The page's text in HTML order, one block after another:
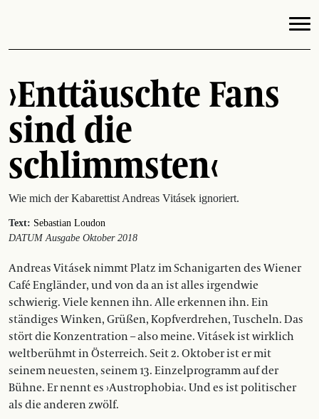
›Enttäuschte Fans
sind die
schlimmsten‹
Wie mich der Kabarettist Andreas Vitásek ignoriert.
Text: Sebastian Loudon
DATUM Ausgabe Oktober 2018
Andreas Vitásek nimmt Platz im Schanigarten des Wiener
Café Engländer, und von da an ist alles irgendwie
schwierig. Viele kennen ihn. Alle erkennen ihn. Ein
ständiges Winken, Grüßen, Kopfverdrehen, Tuscheln. Das
stört die Konzentration – also meine. Vitásek ist wirklich
weltberühmt in Österreich. Seit 2. Oktober ist er mit
seinem neuesten, seinem 13. Einzelprogramm auf der
Bühne. Er nennt es ›Austrophobia‹. Und es ist politischer
als die anderen zwölf.